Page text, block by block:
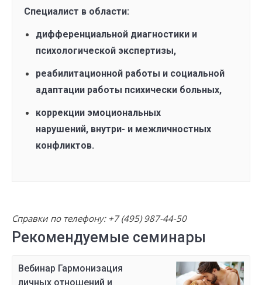
Специалист в области:
дифференциальной диагностики и
психологической экспертизы,
реабилитационной работы и социальной
адаптации работы психически больных,
коррекции эмоциональных
нарушений, внутри- и межличностных
конфликтов.
Справки по телефону: +7 (495) 987-44-50
Рекомендуемые семинары
Вебинар Гармонизация
личных отношений и